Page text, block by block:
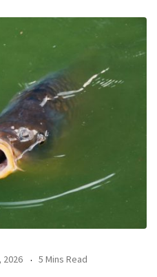
2026 5 Mins Read